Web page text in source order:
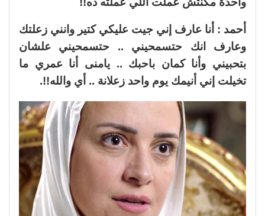
أحمد : أنا عارف إني جيت عليكي كتير وانني زعلتك
وعارف انك حتسمحيني .. حتسمحيني علشان
بتحبيني وأنا كمان باحبك .. يامنى أنا عمري ما
تخيلت إني أنيمك يوم واحد زعلانة .. أي والله!!.